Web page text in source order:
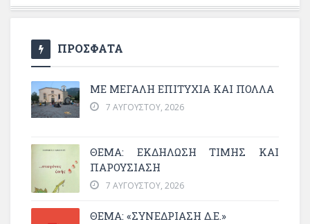
ΠΡΟΣΦΑΤΑ
ΜΕ ΜΕΓΆΛΗ ΕΠΙΤΥΧΊΑ ΚΑΙ ΠΟΛΛΆ
7 ΑΥΓΟΎΣΤΟΥ, 2026
ΘΈΜΑ: ΕΚΔΉΛΩΣΗ ΤΙΜΉΣ ΚΑΙ
ΠΑΡΟΥΣΊΑΣΗ
7 ΑΥΓΟΎΣΤΟΥ, 2026
ΘΕΜΑ: «ΣΥΝΕΔΡΊΑΣΗ Δ.Ε.»